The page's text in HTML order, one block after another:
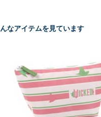
なアイテムを見ています